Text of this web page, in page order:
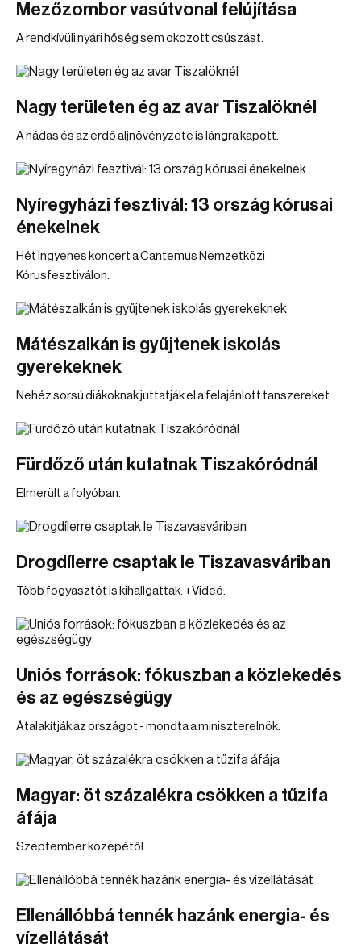
Mezőzombor vasútvonal felújítása
A rendkívüli nyári hőség sem okozott csúszást.
Nagy területen ég az avar Tiszalöknél
A nádas és az erdő aljnövényzete is lángra kapott.
Nyíregyházi fesztivál: 13 ország kórusai
énekelnek
Hét ingyenes koncert a Cantemus Nemzetközi
Kórusfesztiválon.
Mátészalkán is gyűjtenek iskolás
gyerekeknek
Nehéz sorsú diákoknak juttatják el a felajánlott tanszereket.
Fürdőző után kutatnak Tiszakóródnál
Elmerült a folyóban.
Drogdílerre csaptak le Tiszavasváriban
Több fogyasztót is kihallgattak. +Videó.
Uniós források: fókuszban a közlekedés
és az egészségügy
Átalakítják az országot - mondta a miniszterelnök.
Magyar: öt százalékra csökken a tűzifa
áfája
Szeptember közepétől.
Ellenállóbbá tennék hazánk energia- és
vízellátását